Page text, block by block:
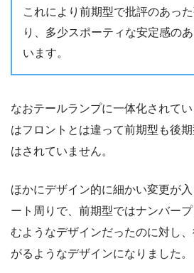
これにより前期型で批評のあっ
り、多少スポーティな安定感の
います。
なおテールランプに一体化されて
はフロントとは違って前期型も後
はされていません。
ほかにデザイン的に細かい変更が
ート周りで、前期型ではナンバー
むようなデザインだったのに対し
がるようなデザインになりました。